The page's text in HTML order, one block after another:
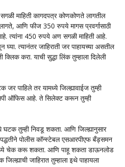
सगळी माहिती कागदपत्र कोणकोणते लागतील
आणि फीज 350 रुपये मागस प्रवर्गासाठी
त्यांना 450 रुपये अण सगळी माहिती आहे.
घ्या. त्यानंतर जाहिराती जर पाहायच्या असतील
क्लिक करा. याची सुद्धा लिंक तुम्हाला दिलेली
पाहिले तर यामध्ये जिल्ह्यावाईज तुम्ही
ऑफिस आहे. ते सिलेक्ट करून तुम्ही
तुम्ही निवडू शकता. आणि जिल्ह्यानुसार
पोलीस कॉन्स्टेबल एसआरपीएफ बँड्समन
चेक करू शकता. आणि पाहू शकता डाऊनलोड
जाहिरात तुम्हाला इथे पाहायला